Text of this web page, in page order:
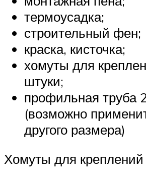
термоусадка;
строительный фен;
краска, кисточка;
хомуты для
штуки;
профильная труба
(возможно
другого размера)
Хомуты для креплений